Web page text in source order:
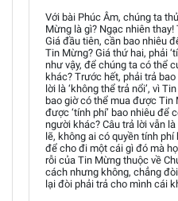
Với bài Phúc Âm, chúng ta
Mừng là gì? Ngạc nhiên
Giá đầu tiên, cần bao nhiêu
Tin Mừng? Giá thứ hai, phải
như vậy, để chúng ta có thể
khác? Trước hết, phải trả
lời là ‘không thể trả nổi’, vì
bao giờ có thể mua được Tin
được ‘tính phí’ bao nhiêu để
người khác? Câu trả lời vẫn là
lẽ, không ai có quyền tính
để cho đi một cái gì đó mà
rỗi của Tin Mừng thuộc về
cách nhưng không, chẳng
lại đòi phải trả cho mình cái